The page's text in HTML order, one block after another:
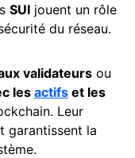
SUI jouent un rôle
du réseau.
validateurs ou
les actifs et les
Leur
garantissent la